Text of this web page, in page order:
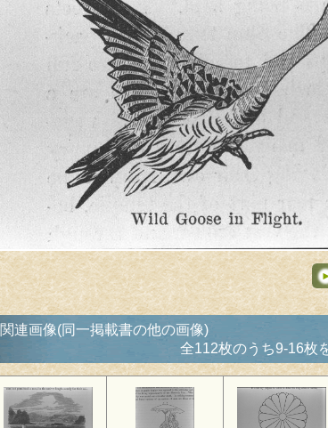
関連画像(同一掲載書の他の画像)
全112枚のうち9-16枚